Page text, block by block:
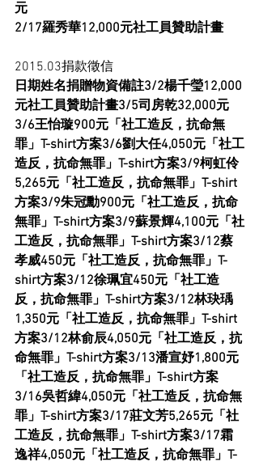
元
2/17羅秀華12,000元社工員贊助計畫
2015.03捐款徵信
日期姓名捐贈物資備註3/2楊千瑩12,000
元社工員贊助計畫3/5司房乾32,000元
3/6王怡璇900元「社工造反，抗命無
罪」T-shirt方案3/6劉大任4,050元「社工
造反，抗命無罪」T-shirt方案3/9柯虹伶
5,265元「社工造反，抗命無罪」T-shirt
方案3/9朱冠勳900元「社工造反，抗命
無罪」T-shirt方案3/9蘇景輝4,100元「社
工造反，抗命無罪」T-shirt方案3/12蔡
孝威450元「社工造反，抗命無罪」T-
shirt方案3/12徐珮宜450元「社工造
反，抗命無罪」T-shirt方案3/12林玦瑀
1,350元「社工造反，抗命無罪」T-shirt
方案3/12林俞辰4,050元「社工造反，抗
命無罪」T-shirt方案3/13潘宣妤1,800元
「社工造反，抗命無罪」T-shirt方案
3/16吳哲緯4,050元「社工造反，抗命無
罪」T-shirt方案3/17莊文芳5,265元「社
工造反，抗命無罪」T-shirt方案3/17霜
逸祥4,050元「社工造反，抗命無罪」T-